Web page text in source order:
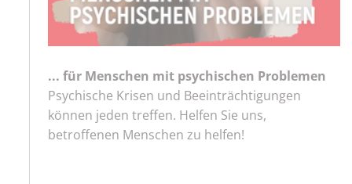
... für Menschen mit psychischen Problemen
Psychische Krisen und Beeinträchtigungen
können jeden treffen. Helfen Sie uns,
betroffenen Menschen zu helfen!